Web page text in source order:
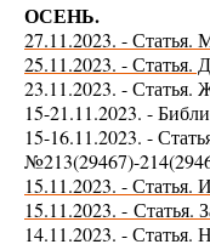
ОСЕНЬ.
27.11.2023. - Статья.
25.11.2023. - Статья.
23.11.2023. -
15-21.11.2023. -
15-16.11.2023. -
№213(29467)-
15.11.2023. - Статья.
15.11.2023. -
14.11.2023. - Статья.